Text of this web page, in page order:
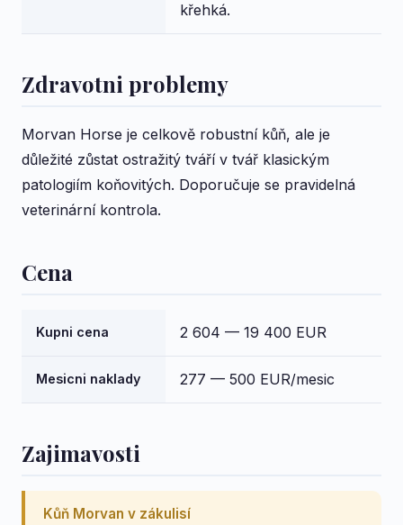
křehká.
Zdravotni problemy
Morvan Horse je celkově robustní kůň, ale je
důležité zůstat ostražitý tváří v tvář klasickým
patologiím koňovitých. Doporučuje se pravidelná
veterinární kontrola.
Cena
Kupni cena 2 604 — 19 400 EUR
Mesicni naklady 277 — 500 EUR/mesic
Zajimavosti
Kůň Morvan v zákulisí